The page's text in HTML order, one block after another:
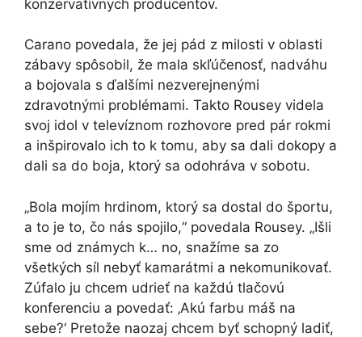
konzervatívnych producentov.
Carano povedala, že jej pád z milosti v oblasti
zábavy spôsobil, že mala skľúčenosť, nadváhu
a bojovala s ďalšími nezverejnenými
zdravotnými problémami. Takto Rousey videla
svoj idol v televíznom rozhovore pred pár rokmi
a inšpirovalo ich to k tomu, aby sa dali dokopy a
dali sa do boja, ktorý sa odohráva v sobotu.
„Bola mojím hrdinom, ktorý sa dostal do športu,
a to je to, čo nás spojilo,“ povedala Rousey. „Išli
sme od známych k… no, snažíme sa zo
všetkých síl nebyť kamarátmi a nekomunikovať.
Zúfalo ju chcem udrieť na každú tlačovú
konferenciu a povedať: ‚Akú farbu máš na
sebe?‘ Pretože naozaj chcem byť schopný ladiť,